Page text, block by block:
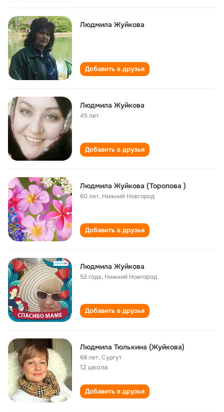
Людмила Жуйкова
Добавить в друзья
Людмила Жуйкова
45 лет
Добавить в друзья
Людмила Жуйкова (Торопова )
60 лет, Нижний Новгород
Добавить в друзья
Людмила Жуйкова
52 года, Нижний Новгород
Добавить в друзья
Людмила Тюлькина (Жуйкова)
68 лет,Сургут
12 школа
Добавить в друзья